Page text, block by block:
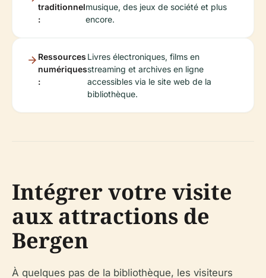
traditionnel
:
musique, des jeux de société et plus
encore.
Ressources
numériques
:
Livres électroniques, films en
streaming et archives en ligne
accessibles via le site web de la
bibliothèque.
Intégrer votre visite
aux attractions de
Bergen
À quelques pas de la bibliothèque, les visiteurs